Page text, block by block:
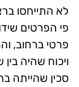
לא התייחסו
פי הפרטים
פרטי ברחוב,
ויכוח שהיה
סכין שהייתה